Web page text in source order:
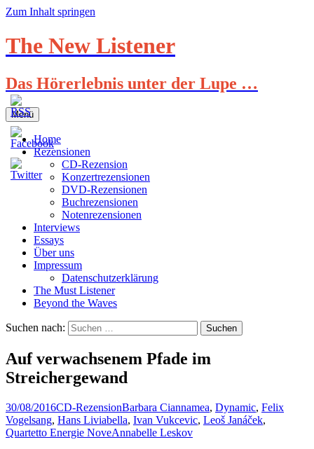
Zum Inhalt springen
The New Listener
Das Hörerlebnis unter der Lupe …
Menü
Home
Rezensionen
CD-Rezension
Konzertrezensionen
DVD-Rezensionen
Buchrezensionen
Notenrezensionen
Interviews
Essays
Über uns
Impressum
Datenschutzerklärung
The Must Listener
Beyond the Waves
Suchen nach:
Auf verwachsenem Pfade im
Streichergewand
30/08/2016CD-RezensionBarbara Ciannamea, Dynamic, Felix
Vogelsang, Hans Liviabella, Ivan Vukcevic, Leoš Janáček,
Quartetto Energie NoveAnnabelle Leskov